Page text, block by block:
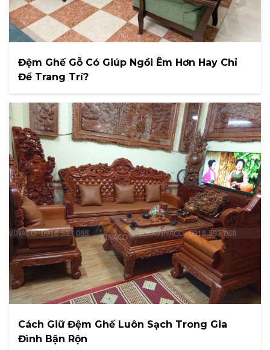
Đệm Ghế Gỗ Có Giúp Ngồi Êm Hơn Hay Chỉ
Để Trang Trí?
Cách Giữ Đệm Ghế Luôn Sạch Trong Gia
Đình Bận Rộn